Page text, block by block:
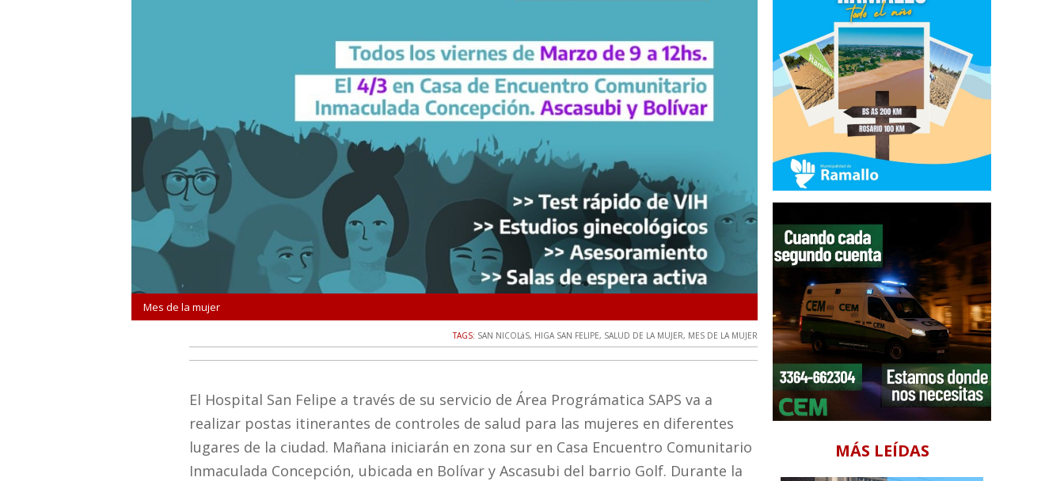
Mes de la mujer Mes de la mujer
TAGS: SAN NICOLáS, HIGA SAN FELIPE, SALUD DE LA MUJER, MES DE LA MUJER
El Hospital San Felipe a través de su servicio de Área Prográmatica SAPS va a
realizar postas itinerantes de controles de salud para las mujeres en diferentes
lugares de la ciudad. Mañana iniciarán en zona sur en Casa Encuentro Comunitario
Inmaculada Concepción, ubicada en Bolívar y Ascasubi del barrio Golf. Durante la
MÁS LEÍDAS